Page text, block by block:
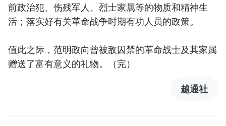
前政治犯、伤残军人、烈士家属等的物质和精神生
活；落实好有关革命战争时期有功人员的政策。
值此之际，范明政向曾被敌囚禁的革命战士及其家属
赠送了富有意义的礼物。（完）
越通社